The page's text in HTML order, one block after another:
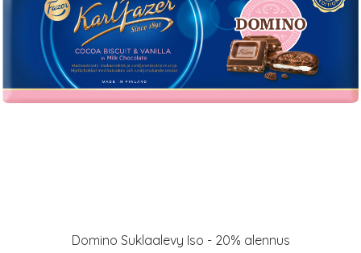
Domino Suklaalevy Iso - 20% alennus